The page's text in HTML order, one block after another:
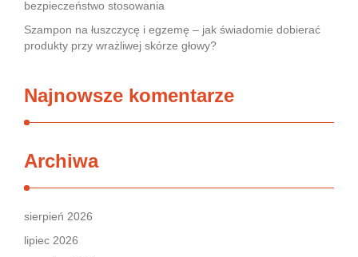
bezpieczeństwo stosowania
Szampon na łuszczycę i egzemę – jak świadomie dobierać
produkty przy wrażliwej skórze głowy?
Najnowsze komentarze
Archiwa
sierpień 2026
lipiec 2026